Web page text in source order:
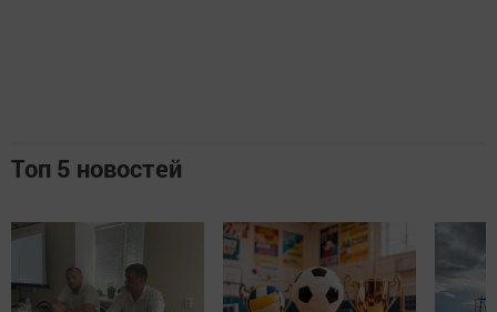
Топ 5 новостей